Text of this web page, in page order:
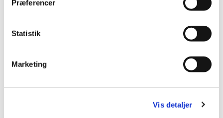
Præferencer
Statistik
Marketing
Vis detaljer